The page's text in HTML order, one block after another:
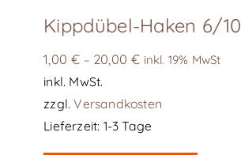
Kippdübel-Haken 6/
1,00€ – 20,00€ inkl. 19% MwSt
inkl. MwSt.
zzgl.Versandkosten
Lieferzeit: 1-3 Tage